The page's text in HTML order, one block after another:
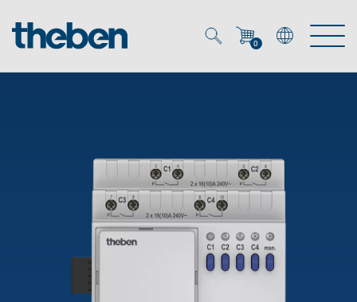
0
Energy Manager
Smart Home
OEM-Lösungen
Zeit- und Lichtsteuerung